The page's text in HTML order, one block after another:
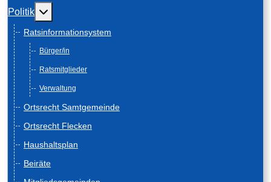
Politik Weitere Informationen: Politik
Ratsinformationsystem
Bürger/in
Ratsmitglieder
Verwaltung
Ortsrecht Samtgemeinde
Ortsrecht Flecken
Haushaltsplan
Beiräte